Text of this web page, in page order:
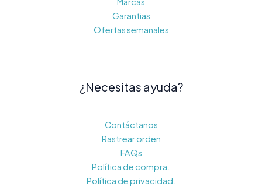
Garantias
Ofertas semanales
¿Necesitas ayuda?
Contáctanos
Rastrear orden
FAQs
Política de compra.
Política de privacidad.